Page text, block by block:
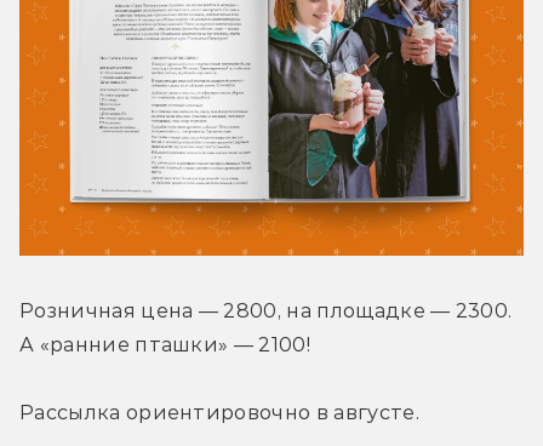
Розничная цена — 2800, на площадке — 2300.
А «ранние пташки» — 2100!
Рассылка ориентировочно в августе.